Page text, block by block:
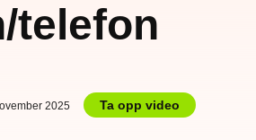
telefon
2025 Ta opp video